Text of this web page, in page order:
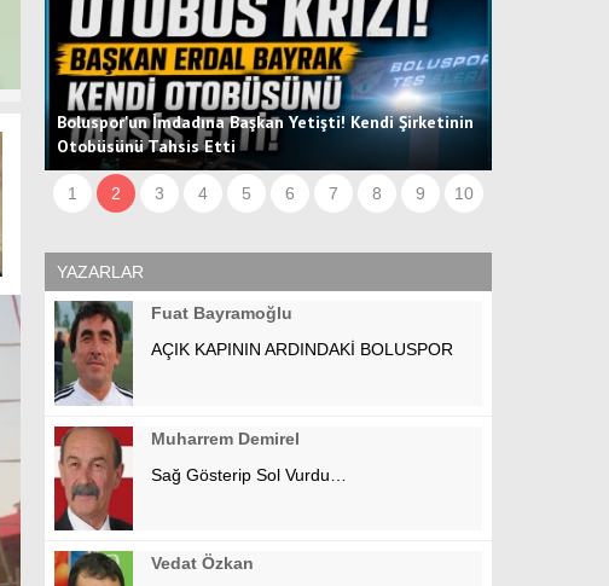
Boluspor'un İmdadına Başkan Yetişti! Kendi Şirketinin
Otobüsünü Tahsis Etti
1 2 3 4 5 6 7 8 9 10
YAZARLAR
Fuat Bayramoğlu
AÇIK KAPININ ARDINDAKİ BOLUSPOR
Muharrem Demirel
Sağ Gösterip Sol Vurdu…
Vedat Özkan